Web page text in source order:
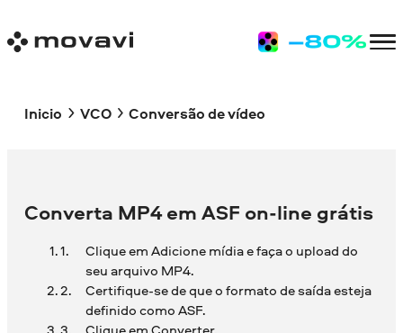
Inicio VCO Conversão de vídeo
Converta MP4 em ASF on-line grátis
Clique em Adicione mídia e faça o upload do
seu arquivo MP4.
Certifique-se de que o formato de saída esteja
definido como ASF.